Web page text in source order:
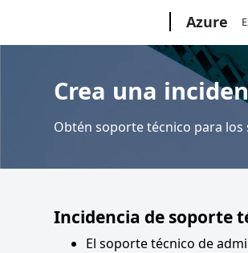
Azure
Crea una
Obtén soporte técnico para los
Incidencia de soporte
El soporte técnico de